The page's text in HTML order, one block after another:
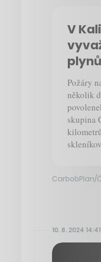
V
plynů
Požáry
několik
skupina
CarbobPlan/
10. 8. 2024 14:41